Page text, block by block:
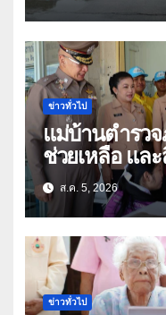
ข่าวทั่วไป
แม่บ้านตำรว
ช่วยเหลือ แล
ธิดา ข้าราชการตำรวจจังหวัด
อุทัยธานี
ส.ค. 5, 2026
ข่าวทั่วไป